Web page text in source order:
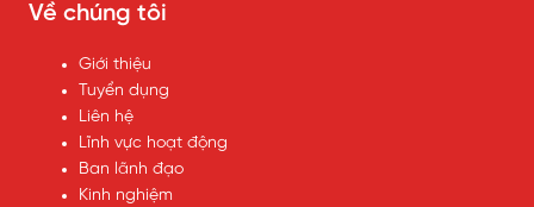
Về chúng tôi
Giới thiệu
Tuyển dụng
Liên hệ
Lĩnh vực hoạt động
Ban lãnh đạo
Kinh nghiệm